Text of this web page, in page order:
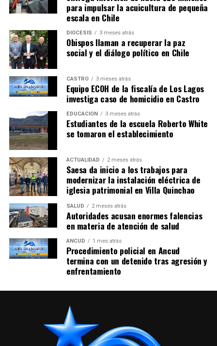
para impulsar la acuicultura de pequeña
escala en Chile
DIÓCESIS 3 meses atrás
Obispos llaman a recuperar la paz
social y el diálogo político en Chile
CASTRO 3 meses atrás
Equipo ECOH de la fiscalía de Los Lagos
investiga caso de homicidio en Castro
EDUCACIÓN 3 meses atrás
Estudiantes de la escuela Roberto White
se tomaron el establecimiento
ACTUALIDAD 2 meses atrás
Saesa da inicio a los trabajos para
modernizar la instalación eléctrica de
iglesia patrimonial en Villa Quinchao
SALUD 2 meses atrás
Autoridades acusan enormes falencias
en materia de atención de salud
ANCUD 1 mes atrás
Procedimiento policial en Ancud
termina con un detenido tras agresión y
enfrentamiento